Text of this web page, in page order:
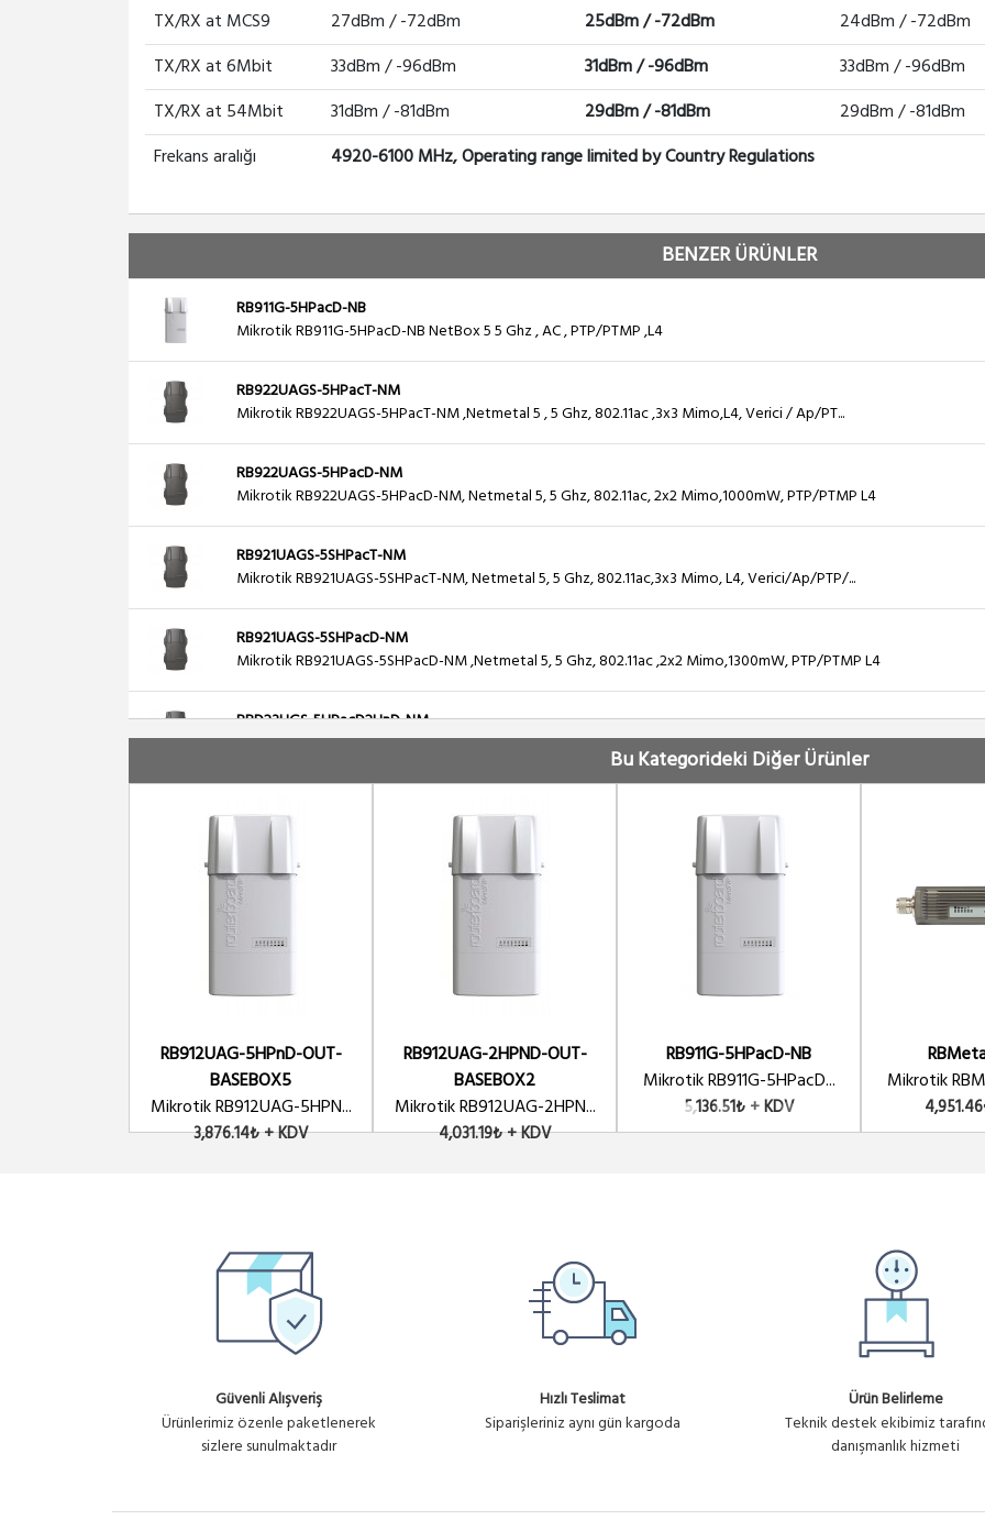
TX/RX at MCS9
27dBm / -72dBm 25dBm / -72dBm 24dBm / -72dBm
TX/RX at 6Mbit
33dBm / -96dBm 31dBm / -96dBm 33dBm / -96dBm
TX/RX at 54Mbit
31dBm / -81dBm 29dBm / -81dBm 29dBm / -81dBm
Frekans aralığı
4920-6100 MHz, Operating range limited by Country Regulations
BENZER ÜRÜNLER
RB911G-5HPacD-NB
Mikrotik RB911G-5HPacD-NB NetBox 5 5 Ghz , AC , PTP/PTMP ,L4
RB922UAGS-5HPacT-NM
Mikrotik RB922UAGS-5HPacT-NM ,Netmetal 5 , 5 Ghz, 802.11ac ,3x3 Mimo,L4, Verici / Ap/PT...
RB922UAGS-5HPacD-NM
Mikrotik RB922UAGS-5HPacD-NM, Netmetal 5, 5 Ghz, 802.11ac, 2x2 Mimo,1000mW, PTP/PTMP L4
RB921UAGS-5SHPacT-NM
Mikrotik RB921UAGS-5SHPacT-NM, Netmetal 5, 5 Ghz, 802.11ac,3x3 Mimo, L4, Verici/Ap/PTP/...
RB921UAGS-5SHPacD-NM
Mikrotik RB921UAGS-5SHPacD-NM ,Netmetal 5, 5 Ghz, 802.11ac ,2x2 Mimo,1300mW, PTP/PTMP L4
RBD23UGS-5HPacD2HnD-NM
Mikrotik RBD23UGS-5HPacD2HnD-NM ,Netmetal Ac², 5 Ghz,2.4 Ghz Dual, 802.11ac ,2x2 Mimo, ...
Bu Kategorideki Diğer Ürünler
RB912UAG-5HPnD-OUT-
BASEBOX5
Mikrotik RB912UAG-5HPN...
3,876.14₺ + KDV
RB912UAG-2HPND-OUT-
BASEBOX2
Mikrotik RB912UAG-2HPN...
4,031.19₺ + KDV
RB911G-5HPacD-NB
Mikrotik RB911G-5HPacD...
5,136.51₺ + KDV
Mikrotik
Güvenli Alışveriş
Ürünlerimiz özenle paketlenerek
sizlere sunulmaktadır
Hızlı Teslimat
Siparişleriniz aynı gün kargoda
Ürün Belirleme
Teknik destek ekibimiz
danışmanlık hizmeti